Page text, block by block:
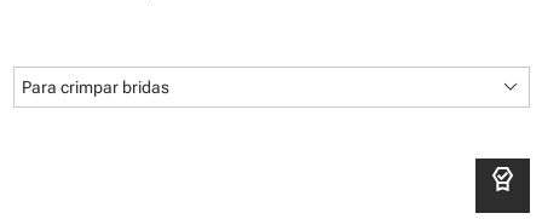
Para crimpar bridas keyboard_arrow_down
editor_choice